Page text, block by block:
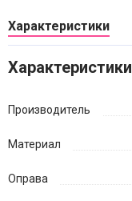
Характеристики
Характеристики
Производитель
Материал
Оправа